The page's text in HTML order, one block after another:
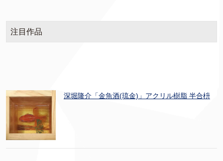
注目作品
深堀隆介「金魚酒(琉金)」アクリル樹脂 半合枡